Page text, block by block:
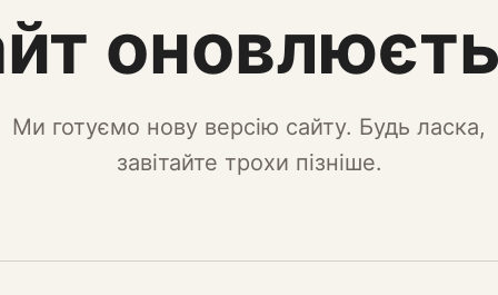
Ми готуємо нову версію сайту. Будь ласка,
завітайте трохи пізніше.